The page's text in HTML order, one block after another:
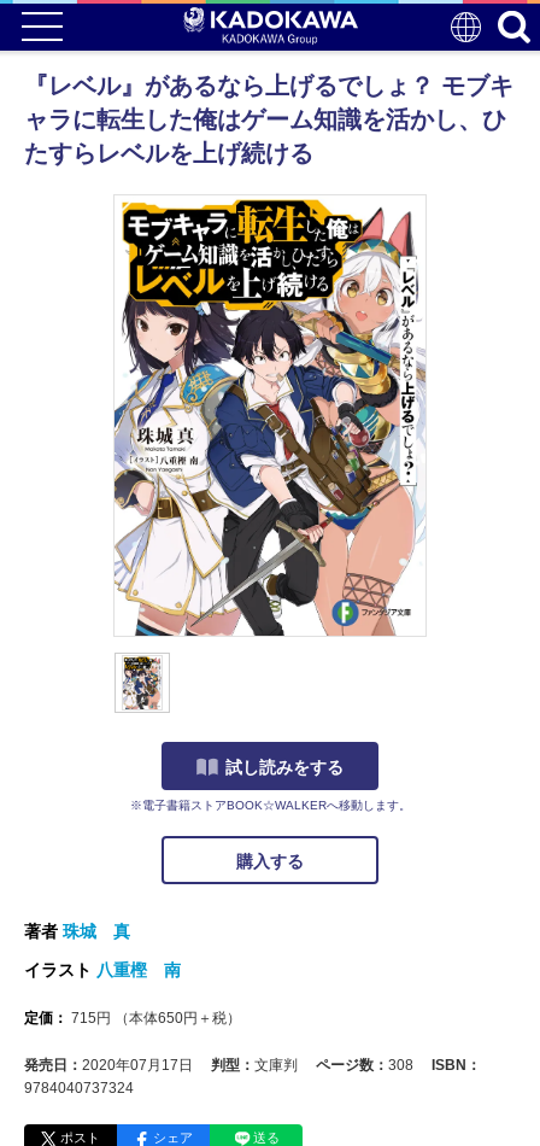
『レベル』があるなら上げるでしょ？ モブキ
ャラに転生した俺はゲーム知識を活かし、ひ
たすらレベルを上げ続ける
試し読みをする
※電子書籍ストアBOOK☆WALKERへ移動します。
購入する
著者 珠城 真
イラスト 八重樫 南
定価： 715 円 （本体650円＋税）
発売日： 2020年07月17日 判型： 文庫判 ページ数： 308
ISBN：
9784040737324
ポスト シェア 送る